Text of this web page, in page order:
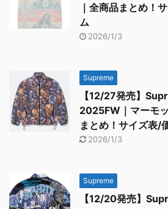
｜全商品まとめ！
ム
2026/1/3
Supreme
【12/27発売】
2025FW｜マーモ
まとめ！サイズ表/
2026/1/3
Supreme
【12/20発売】